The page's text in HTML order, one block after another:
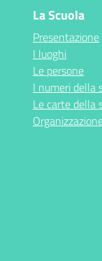
La Scuola
Presentazione
I luoghi
Le persone
I numeri della
Le carte della